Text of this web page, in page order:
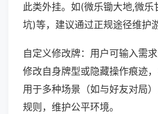
此类外挂。如(微乐锄大地,微
坑)等，建议通过正规途径维护
自定义修改牌：用户可输入需
修改自身牌型或隐藏操作痕迹
用于多种场景（如与好友对局
规则，维护公平环境。